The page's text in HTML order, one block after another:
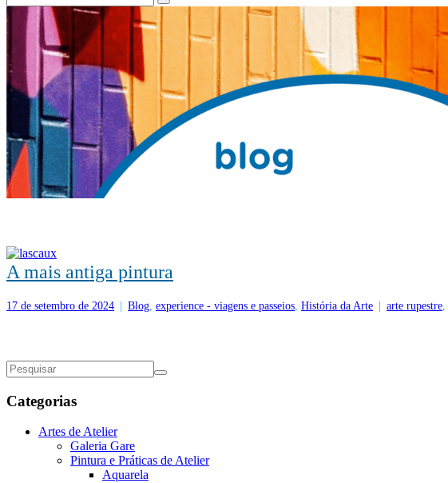
A mais antiga pintura
17 de setembro de 2024 | Blog experience - viagens e passeios História da Arte | arte rupestre
Categorias
Artes de Atelier
Galeria Gare
Pintura e Práticas de Atelier
Aquarela